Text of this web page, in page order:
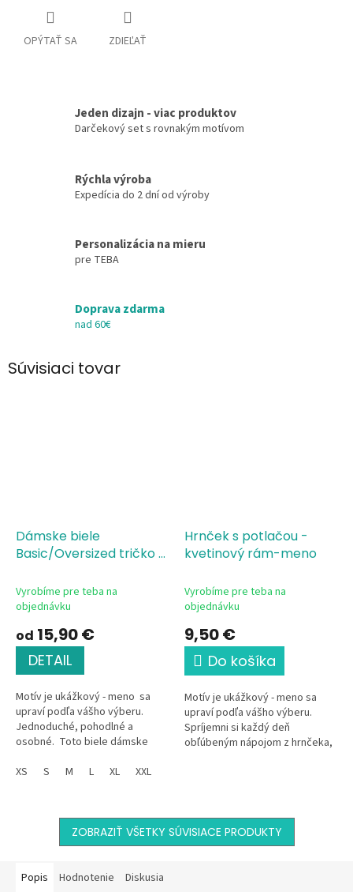
OPÝTAŤ SA ZDIEĽAŤ
Jeden dizajn - viac produktov
Darčekový set s rovnakým motívom
Rýchla výroba
Expedícia do 2 dní od výroby
Personalizácia na mieru
pre TEBA
Doprava zdarma
nad 60€
Súvisiaci tovar
Dámske biele
Basic/Oversized tričko s
rám-meno
Vyrobíme pre teba na
objednávku
od 15,90 €
DETAIL
Motív je ukážkový - meno sa
upraví podľa vášho výberu.
Jednoduché, pohodlné a
osobné. Toto biele dámske
jemným kvetinovým motívom
XS S M L XL XXL
Hrnček s potlačou -
kvetinový rám-meno
Vyrobíme pre teba na
objednávku
9,50 €
Do košíka
Motív je ukážkový - meno sa
upraví podľa vášho výberu.
Spríjemni si každý deň
obľúbeným nápojom z hrnčeka,
ZOBRAZIŤ VŠETKY SÚVISIACE PRODUKTY
Popis Hodnotenie Diskusia